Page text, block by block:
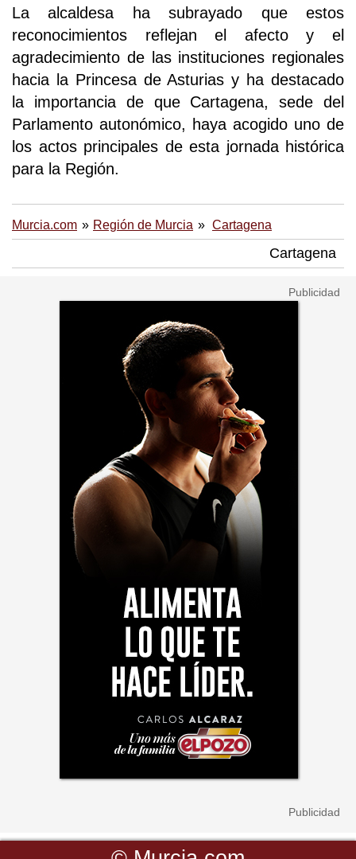
La alcaldesa ha subrayado que estos
reconocimientos reflejan el afecto y el
agradecimiento de las instituciones regionales
hacia la Princesa de Asturias y ha destacado
la importancia de que Cartagena, sede del
Parlamento autonómico, haya acogido uno de
los actos principales de esta jornada histórica
para la Región.
Murcia.com Región de Murcia Cartagena
Cartagena